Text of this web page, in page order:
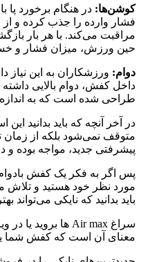
کوشن‌ها: در هنگام برخورد
فشار وارده را جذب کرده و از
مراقبت می‌کند. با هر بار
حین ورزش، میزان فشار و
دوام: ورزشکاران به این نیاز
داخل کفش، دوام بالایی داشته
طراحی شده است که به
در آخر آنچه که باید بدانید
متوقف نمی‌شود بلکه از زمان
پیشرفتی جدید، مواجه بوده
پس اگر به فکر یک کفش
مورد نظر خود هستید و تلاش
باید بدانید که نایکی می‌تواند
معنای آن است که کفش شما